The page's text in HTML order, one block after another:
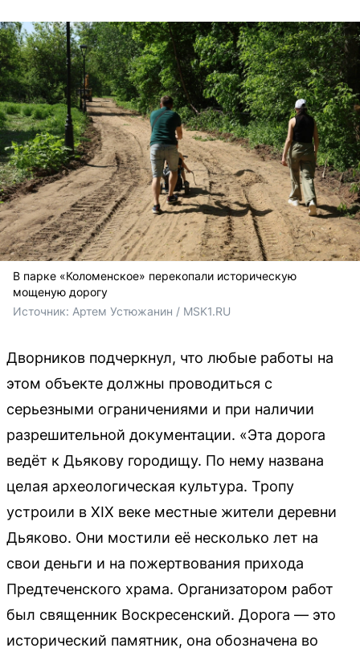
В парке «Коломенское» перекопали историческую
мощеную дорогу
Источник: Артем Устюжанин / MSK1.RU
Дворников подчеркнул, что любые работы на
этом объекте должны проводиться с
серьезными ограничениями и при наличии
разрешительной документации. «Эта дорога
ведёт к Дьякову городищу. По нему названа
целая археологическая культура. Тропу
устроили в XIX веке местные жители деревни
Дьяково. Они мостили её несколько лет на
свои деньги и на пожертвования прихода
Предтеченского храма. Организатором работ
был священник Воскресенский. Дорога — это
исторический памятник, она обозначена во